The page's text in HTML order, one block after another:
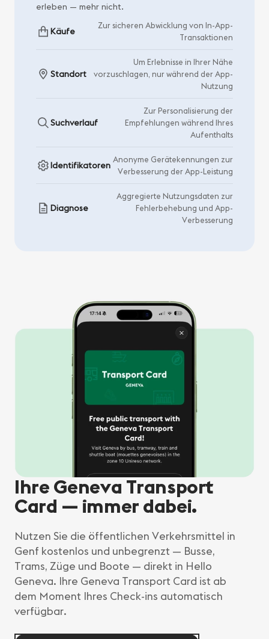
erleben — mehr nicht.
Käufe
Zur sicheren Abwicklung von In-App-
Transaktionen
Standort
Um Erlebnisse in Ihrer Nähe
vorzuschlagen, nur während der App-
Nutzung
Suchverlauf
Zur Personalisierung der
Empfehlungen während Ihres
Aufenthalts
Identifikatoren
Anonyme Gerätekennungen zur
Verbesserung der App-Leistung
Diagnose
Aggregierte Nutzungsdaten zur
Fehlerbehebung und App-
Verbesserung
Ihre Geneva Transport
Card — immer dabei.
Nutzen Sie die öffentlichen Verkehrsmittel in
Genf kostenlos und unbegrenzt — Busse,
Trams, Züge und Boote — direkt in Hello
Geneva. Ihre Geneva Transport Card ist ab
dem Moment Ihres Check-ins automatisch
verfügbar.